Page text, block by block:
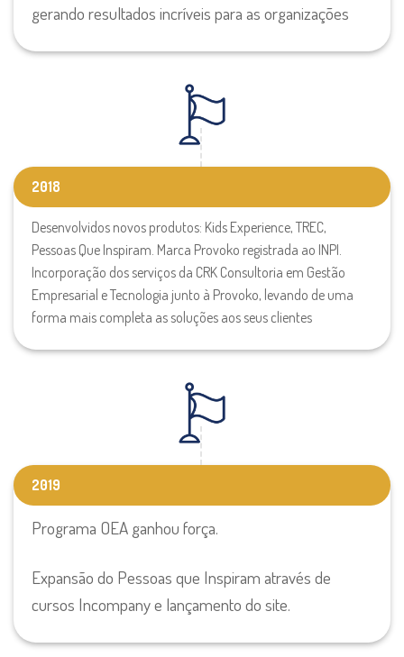
gerando resultados incríveis para as organizações
2018
Desenvolvidos novos produtos: Kids Experience, TREC,
Pessoas Que Inspiram. Marca Provoko registrada ao INPI.
Incorporação dos serviços da CRK Consultoria em Gestão
Empresarial e Tecnologia junto à Provoko, levando de uma
forma mais completa as soluções aos seus clientes
2019
Programa OEA ganhou força.
Expansão do Pessoas que Inspiram através de
cursos Incompany e lançamento do site.